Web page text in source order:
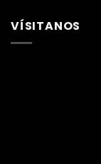
VÍSITANOS